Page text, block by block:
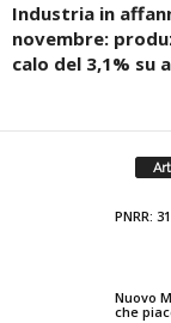
Industria in
novembre:
calo del 3,1% su
PNRR:
Nuovo
che